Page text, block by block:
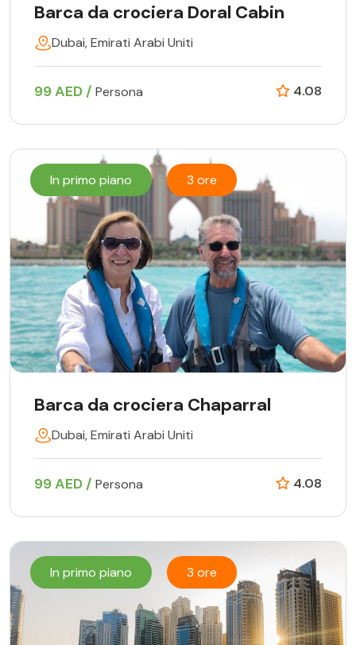
Barca da crociera Doral Cabin
Dubai, Emirati Arabi Uniti
99 AED / Persona 4.08
In primo piano 3 ore
Barca da crociera Chaparral
Dubai, Emirati Arabi Uniti
99 AED / Persona 4.08
In primo piano 3 ore